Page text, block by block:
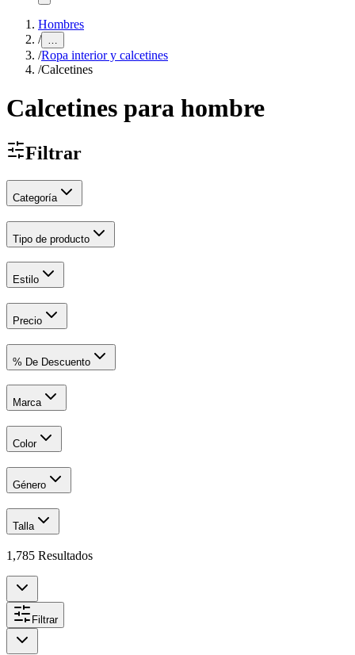
Hombres
/ …
/Ropa interior y calcetines
/Calcetines
Calcetines para hombre
Filtrar
Categoría
Tipo de producto
Estilo
Precio
% De Descuento
Marca
Color
Género
Talla
1,785 Resultados
Filtrar